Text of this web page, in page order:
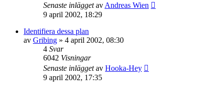
Senaste inläggetav Andreas Wien
9 april 2002, 18:29
Identifiera dessa plan
av Gribing » 4 april 2002, 08:30
4 Svar
6042 Visningar
Senaste inläggetav Hooka-Hey
9 april 2002, 17:35